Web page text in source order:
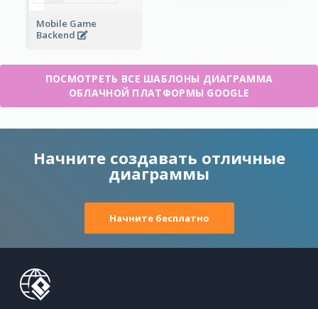
Mobile Game
Backend
ПОСМОТРЕТЬ ВСЕ ШАБЛОНЫ ДИАГРАММА
ОБЛАЧНОЙ ПЛАТФОРМЫ GOOGLE
Начните создавать отличные
диаграммы
Начните бесплатно